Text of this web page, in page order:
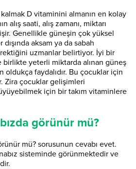
kalmak D vitaminini almanın en kolay
alış saati, alış zamanı, miktarı
Genellikle güneşin çok yüksel
aksam ya da sabah
uzmanlar belirtiyor. İyi bir
birlikte yeterli miktarda alınan güneş
oldukça faydalıdır. Bu çocuklar için
Zira çocuklar gelişimleri
için bir takım vitaminlere
görünür mü?
mü? sorusunun cevabı evet.
sisteminde görünmektedir ve